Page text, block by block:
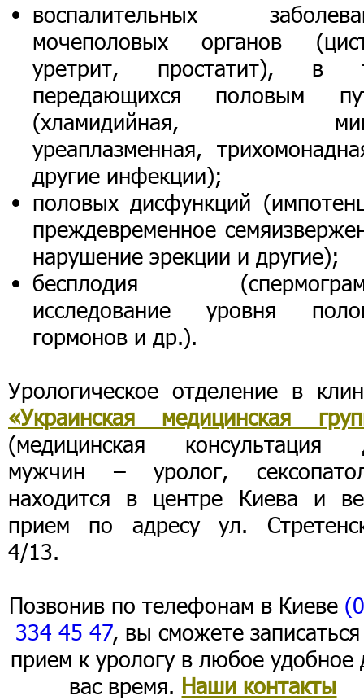
воспалительных
мочеполовых органов
уретрит, простатит), в
передающихся половым
(хламидийная,
уреаплазменная,
другие инфекции);
половых дисфункций
преждевременное
нарушение эрекции и другие);
бесплодия
исследование уровня
гормонов и др.).
Урологическое отделение в
«Украинская медицинская
(медицинская консультация
мужчин – уролог,
находится в центре Киева и
прием по адресу ул.
4/13.
Позвонив по телефонам в Киеве
334 45 47, вы сможете
прием к урологу в любое удобное
вас время. Наши контакты